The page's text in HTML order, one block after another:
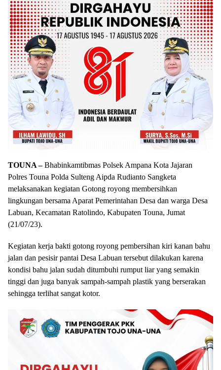
TOUNA –Bhabinkamtibmas Polsek Ampana Kota Jajaran
Polres Touna Polda Sulteng Aipda Rudianto Sangketa
melaksanakan kegiatan Gotong royong membersihkan
lingkungan bersama Aparat Pemerintahan Desa dan warga Desa
Labuan, Kecamatan Ratolindo, Kabupaten Touna, Jumat
(21/07/23).
Kegiatan kerja bakti gotong royong pembersihan kiri kanan bahu
jalan dan pesisir pantai Desa Labuan tersebut dilakukan karena
kondisi bahu jalan sudah ditumbuhi rumput liar yang semakin
tinggi dan juga banyak sampah-sampah plastik yang berserakan
sehingga terlihat sangat kotor.